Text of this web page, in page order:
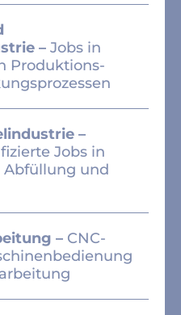
– Jobs in
Produktions-
–
Jobs in
Abfüllung und
– CNC-